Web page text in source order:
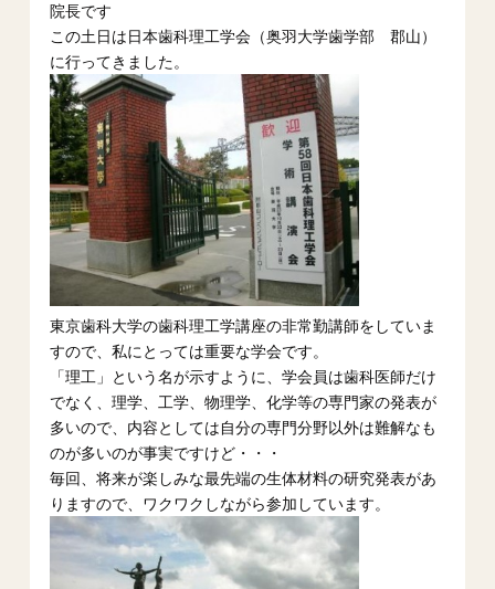
院長です
この土日は日本歯科理工学会（奥羽大学歯学部 郡山）
に行ってきました。
東京歯科大学の歯科理工学講座の非常勤講師をしていま
すので、私にとっては重要な学会です。
「理工」という名が示すように、学会員は歯科医師だけ
でなく、理学、工学、物理学、化学等の専門家の発表が
多いので、内容としては自分の専門分野以外は難解なも
のが多いのが事実ですけど・・・
毎回、将来が楽しみな最先端の生体材料の研究発表があ
りますので、ワクワクしながら参加しています。